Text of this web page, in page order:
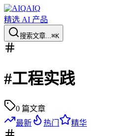
AIQ
精选 AI 产品
搜索文章...⌘K
#工程实践
0 篇文章
最新
热门 精华